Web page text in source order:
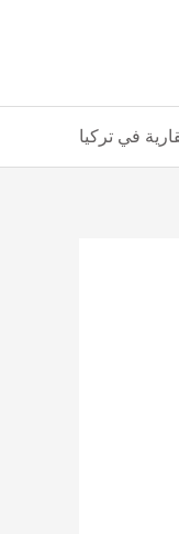
في تركيا